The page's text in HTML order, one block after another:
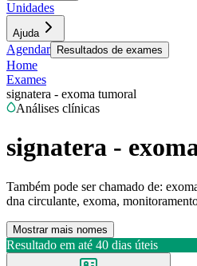
Unidades
Ajuda
Agendar Resultados de exames
Home
Exames
signatera - exoma tumoral
Análises clínicas
signatera -
Também pode ser chamado de:
dna circulante, exoma,
Mostrar mais nomes
Resultado em até 40 dias úteis